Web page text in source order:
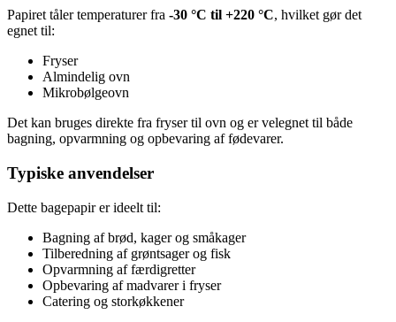
Papiret tåler temperaturer fra -30 °C til +220 °C, hvilket gør det
egnet til:
Fryser
Almindelig ovn
Mikrobølgeovn
Det kan bruges direkte fra fryser til ovn og er velegnet til både
bagning, opvarmning og opbevaring af fødevarer.
Typiske anvendelser
Dette bagepapir er ideelt til:
Bagning af brød, kager og småkager
Tilberedning af grøntsager og fisk
Opvarmning af færdigretter
Opbevaring af madvarer i fryser
Catering og storkøkkener